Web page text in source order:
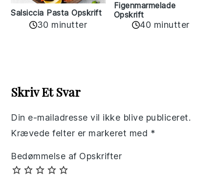
Salsiccia Pasta Opskrift
30 minutter
Figenmarmelade
Opskrift
40 minutter
Interactions
Skriv Et Svar
Din e-mailadresse vil ikke blive publiceret.
Krævede felter er markeret med *
Bedømmelse af Opskrifter